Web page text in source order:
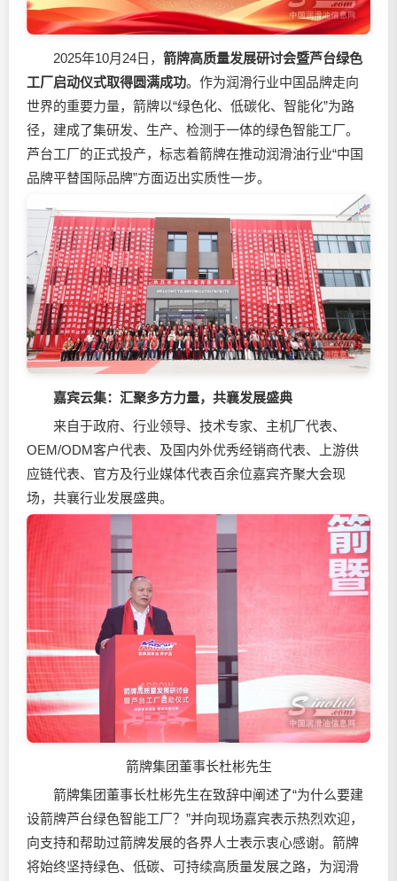
2025年10月24日， 箭牌高质量发展研讨会暨芦台绿色
工厂启动仪式取得圆满成功。作为润滑行业中国品牌走向
世界的重要力量，箭牌以“绿色化、低碳化、智能化”为路
径，建成了集研发、生产、检测于一体的绿色智能工厂。
芦台工厂的正式投产，标志着箭牌在推动润滑油行业“中国
品牌平替国际品牌”方面迈出实质性一步。
嘉宾云集： 汇聚多方力量，共襄发展盛典
来自于政府、行业领导、技术专家、主机厂代表、
OEM/ODM客户代表、及国内外优秀经销商代表、上游供
应链代表、官方及行业媒体代表百余位嘉宾齐聚大会现
场，共襄行业发展盛典。
箭牌集团董事长杜彬先生
箭牌集团董事长杜彬先生在致辞中阐述了“为什么要建
设箭牌芦台绿色智能工厂？”并向现场嘉宾表示热烈欢迎，
向支持和帮助过箭牌发展的各界人士表示衷心感谢。箭牌
将始终坚持绿色、低碳、可持续高质量发展之路，为润滑